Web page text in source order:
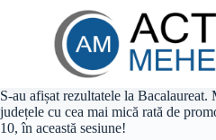
S-au afișat rezultatele la
județele cu cea mai mică rată de
10, în această sesiune!